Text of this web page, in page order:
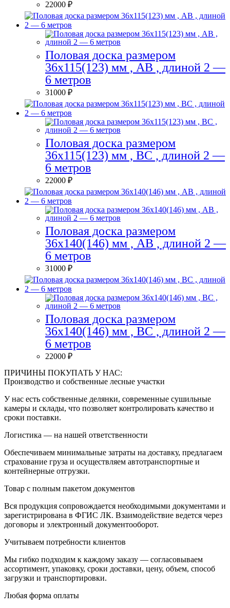
22000 ₽
Половая доска размером
36х115(123) мм , AB , длиной 2 —
6 метров
31000 ₽
Половая доска размером
36х115(123) мм , BC , длиной 2 —
6 метров
22000 ₽
Половая доска размером
36х140(146) мм , AB , длиной 2 —
6 метров
31000 ₽
Половая доска размером
36х140(146) мм , BC , длиной 2 —
6 метров
22000 ₽
ПРИЧИНЫ ПОКУПАТЬ У НАС:
Производство и собственные лесные участки
У нас есть собственные делянки, современные сушильные
камеры и склады, что позволяет контролировать качество и
сроки поставки.
Логистика — на нашей ответственности
Обеспечиваем минимальные затраты на доставку, предлагаем
страхование груза и осуществляем автотранспортные и
контейнерные отгрузки.
Товар с полным пакетом документов
Вся продукция сопровождается необходимыми документами и
зарегистрирована в ФГИС ЛК. Взаимодействие ведется через
договоры и электронный документооборот.
Учитываем потребности клиентов
Мы гибко подходим к каждому заказу — согласовываем
ассортимент, упаковку, сроки доставки, цену, объем, способ
загрузки и транспортировки.
Любая форма оплаты